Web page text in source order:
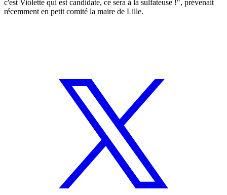
c'est Violette qui est candidate, ce sera à la sulfateuse !", prévenait
récemment en petit comité la maire de Lille.